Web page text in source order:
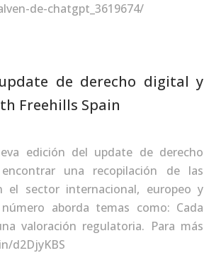
de-chatgpt_3619674/
de derecho digital y
Freehills Spain
edición del update de derecho
una recopilación de las
el sector internacional, europeo y
aborda temas como: Cada
valoración regulatoria. Para más
d2DjyKBS